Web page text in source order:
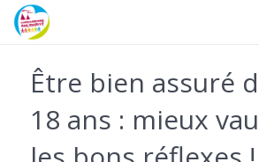
L’association
Logements
Être bien assuré
18 ans : mieux